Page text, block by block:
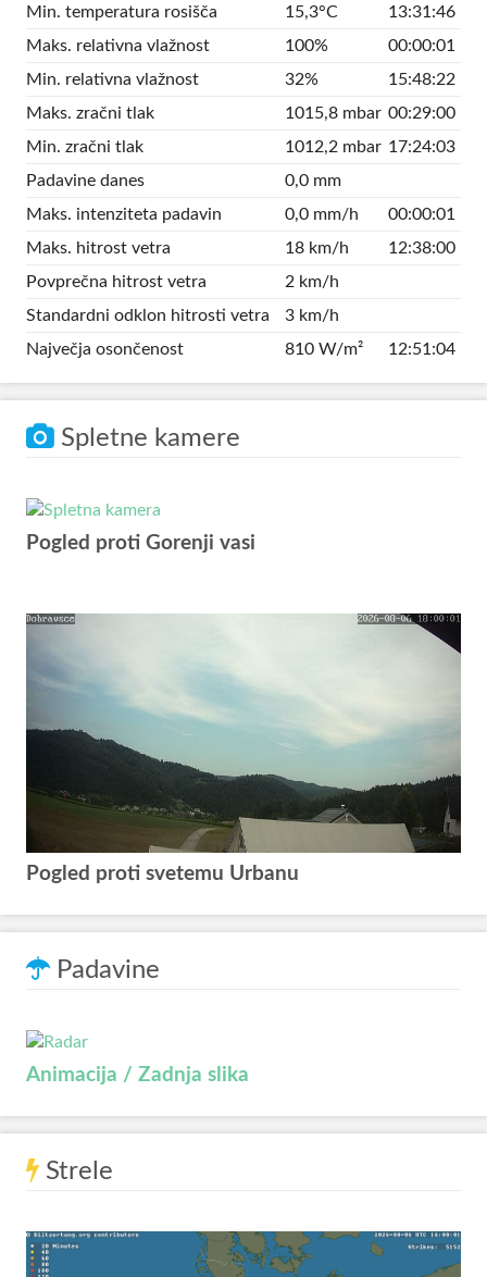
Min. temperatura rosišča
15,3°C
13:31:46
Maks. relativna vlažnost
100%
00:00:01
Min. relativna vlažnost
32%
15:48:22
Maks. zračni tlak
1015,8 mbar 00:29:00
Min. zračni tlak
1012,2 mbar 17:24:03
Padavine danes
0,0 mm
Maks. intenziteta padavin
0,0 mm/h
00:00:01
Maks. hitrost vetra
18 km/h
12:38:00
Povprečna hitrost vetra
2 km/h
Standardni odklon hitrosti vetra
3 km/h
Največja osončenost
810 W/m² 12:51:04
Spletne kamere
Pogled proti Gorenji vasi
Pogled proti svetemu Urbanu
Padavine
Animacija / Zadnja slika
Strele